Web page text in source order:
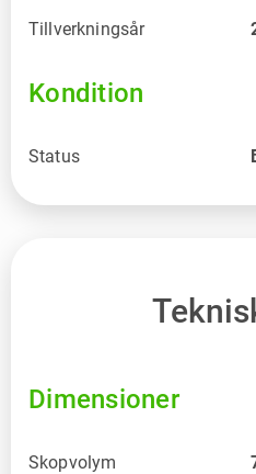
Tillverkningsår
Kondition
Status
Dimensioner
Skopvolym